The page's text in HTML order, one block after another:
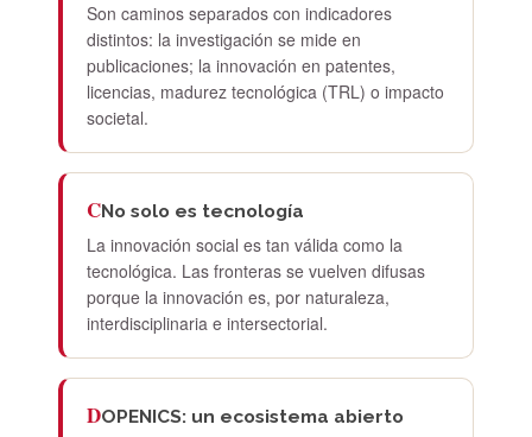
Son caminos separados con indicadores
distintos: la investigación se mide en
publicaciones; la innovación en patentes,
licencias, madurez tecnológica (TRL) o impacto
societal.
CNo solo es tecnología
La innovación social es tan válida como la
tecnológica. Las fronteras se vuelven difusas
porque la innovación es, por naturaleza,
interdisciplinaria e intersectorial.
DOPENICS: un ecosistema abierto